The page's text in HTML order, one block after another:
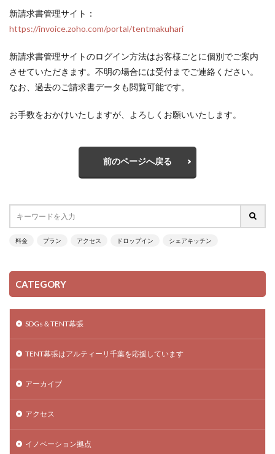
新請求書管理サイト：
https://invoice.zoho.com/portal/tentmakuhari
新請求書管理サイトのログイン方法はお客様ごとに個別でご案内
させていただきます。不明の場合には受付までご連絡ください。
なお、過去のご請求書データも閲覧可能です。
お手数をおかけいたしますが、よろしくお願いいたします。
前のページへ戻る
料金 プラン アクセス ドロップイン シェアキッチン
CATEGORY
SDGs＆TENT幕張
TENT幕張はアルティーリ千葉を応援しています
アーカイブ
アクセス
イノベーション拠点